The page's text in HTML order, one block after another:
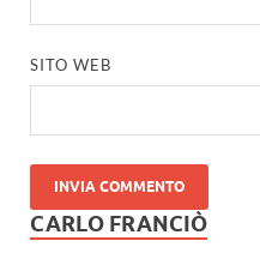
SITO WEB
CARLO FRANCIÒ